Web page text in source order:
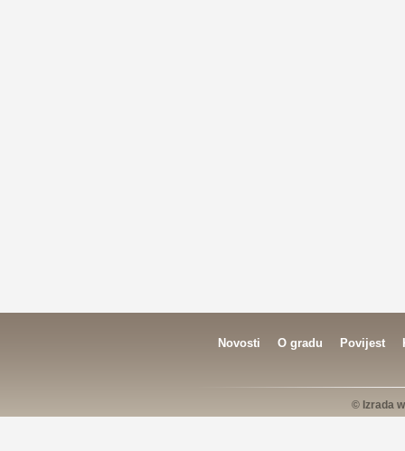
Novosti O gradu Povijest
© Izrada